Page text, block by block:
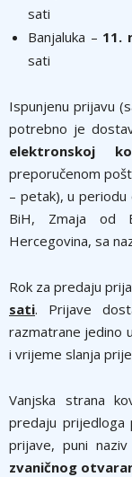
sati
Banjaluka – 11.
sati
Ispunjenu prijavu
potrebno je
elektronskoj
preporučenom
– petak), u
BiH, Zmaja od
Hercegovina, sa
Rok za predaju
sati. Prijave
razmatrane jedino
i vrijeme slanja
Vanjska strana
predaju prijedloga
prijave, puni
zvaničnog